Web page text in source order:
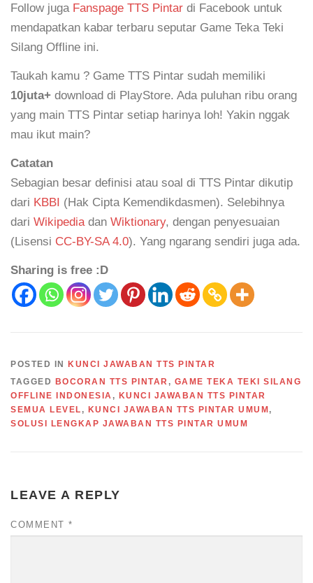
Follow juga Fanspage TTS Pintar di Facebook untuk
mendapatkan kabar terbaru seputar Game Teka Teki
Silang Offline ini.
Taukah kamu ? Game TTS Pintar sudah memiliki
10juta+ download di PlayStore. Ada puluhan ribu orang
yang main TTS Pintar setiap harinya loh! Yakin nggak
mau ikut main?
Catatan
Sebagian besar definisi atau soal di TTS Pintar dikutip
dari KBBI (Hak Cipta Kemendikdasmen). Selebihnya
dari Wikipediadan Wiktionary, dengan penyesuaian
(Lisensi CC-BY-SA 4.0). Yang ngarang sendiri juga ada.
Sharing is free :D
POSTED IN
KUNCI JAWABAN TTS PINTAR
TAGGED
BOCORAN TTS PINTAR , GAME TEKA TEKI SILANG
OFFLINE INDONESIA , KUNCI JAWABAN TTS PINTAR
SEMUA LEVEL , KUNCI JAWABAN TTS PINTAR UMUM ,
SOLUSI LENGKAP JAWABAN TTS PINTAR UMUM
LEAVE A REPLY
COMMENT *